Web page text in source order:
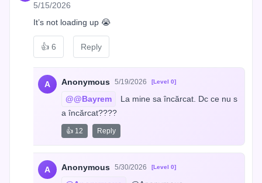
5/15/2026
It’s not loading up 😭
👍 6 Reply
A Anonymous 5/19/2026 [Level 0]
@@Bayrem
La mine sa încărcat. Dc ce nu s
a încărcat????
👍 12 Reply
A Anonymous 5/30/2026 [Level 0]